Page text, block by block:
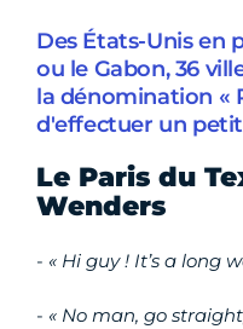
Des États-Unis en
ou le Gabon, 36
la dénomination «
d'effectuer un
Le Paris du
Wenders
- « Hi guy ! It’s a long
- « No man, go